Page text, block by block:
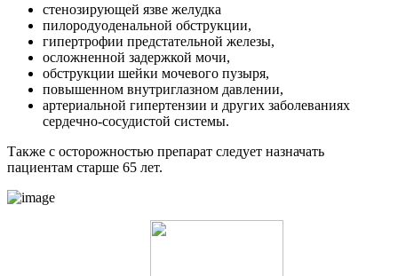
стенозирующей язве желудка
пилородуоденальной обструкции,
гипертрофии предстательной железы,
осложненной задержкой мочи,
обструкции шейки мочевого пузыря,
повышенном внутриглазном давлении,
артериальной гипертензии и других заболеваниях
сердечно-сосудистой системы.
Также с осторожностью препарат следует назначать
пациентам старше 65 лет.